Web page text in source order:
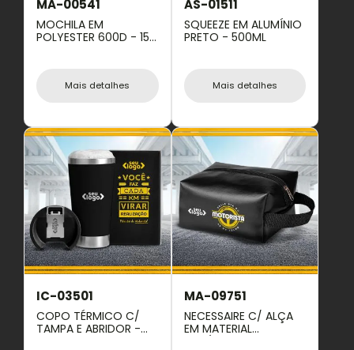
MA-00541
MOCHILA EM
POLYESTER 600D - 15L
Mais detalhes
AS-01511
SQUEEZE EM ALUMÍNIO
PRETO - 500ML
Mais detalhes
IC-03501
COPO TÉRMICO C/
TAMPA E ABRIDOR -
MA-09751
NECESSAIRE C/ ALÇA
EM MATERIAL
SINTÉTICO - PRETA